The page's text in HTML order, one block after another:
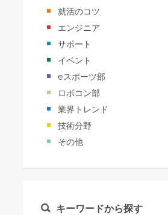
就活のコツ
エンジニア
サポート
イベント
eスポーツ部
ロボコン部
業界トレンド
技術分野
その他
キーワードから探す